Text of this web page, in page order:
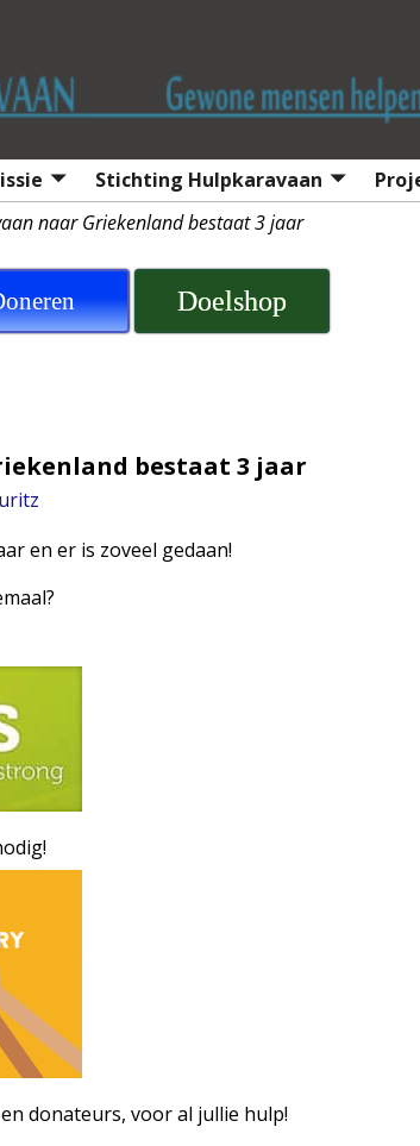
Stichting Hulpkaravaan
naar Griekenland bestaat 3 jaar
Doelshop
bestaat 3 jaar
en er is zoveel gedaan!
donateurs, voor al jullie hulp!